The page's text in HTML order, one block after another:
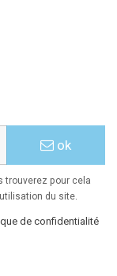
ok
trouverez pour cela
du site.
de confidentialité